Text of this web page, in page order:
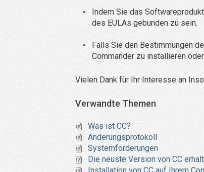
Indem Sie das
des EULAs gebunden zu sein.
Falls Sie den Bestimmungen
Commander zu installieren
Vielen Dank für Ihr Interesse an
Verwandte Themen
Was ist CC?
Änderungsprotokoll
Systemforderungen
Die neuste Version von CC